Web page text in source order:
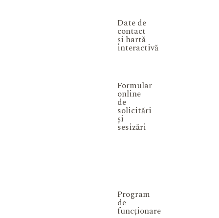
Date de
contact
și hartă
interactivă
Formular
online
de
solicitări
și
sesizări
Program
de
funcționare